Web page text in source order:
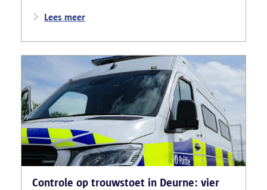
beslag genomen. Daarnaast arresteerde de politie
motorblokken en inbrekersmateriaal gevonden.
Lees meer
Controle op trouwstoet in Deurne: vier